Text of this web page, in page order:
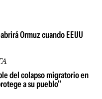
Ormuz cuando EEUU
del colapso migratorio en
a su pueblo"